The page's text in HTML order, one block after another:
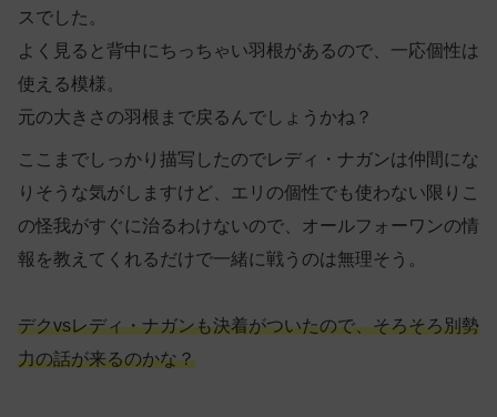
スでした。
よく見ると背中にちっちゃい羽根があるので、一応個性は
使える模様。
元の大きさの羽根まで戻るんでしょうかね？
ここまでしっかり描写したのでレディ・ナガンは仲間にな
りそうな気がしますけど、エリの個性でも使わない限りこ
の怪我がすぐに治るわけないので、オールフォーワンの情
報を教えてくれるだけで一緒に戦うのは無理そう。
デクvsレディ・ナガンも決着がついたので、そろそろ別勢
力の話が来るのかな？